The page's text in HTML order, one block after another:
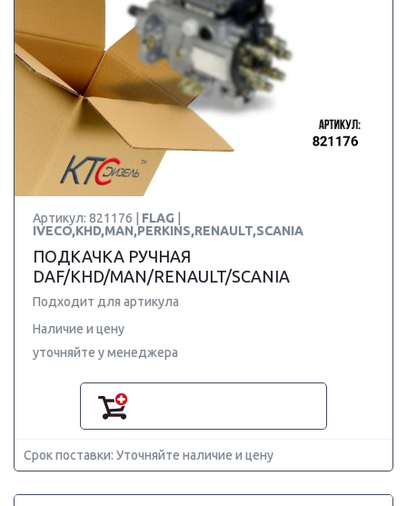
Артикул: 821176 | FLAG
IVECO,KHD,MAN,PERKINS,RENAULT,SCANIA
ПОДКАЧКА РУЧНАЯ
DAF/KHD/MAN/RENAULT/SCANIA
Подходит для артикула
Наличие и цену
уточняйте у менеджера
Срок поставки: Уточняйте наличие и цену